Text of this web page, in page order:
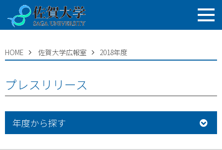
HOME 佐賀大学広報室 2018年度
プレスリリース
年度から探す